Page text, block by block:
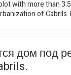
огромные
с немецкой
with more than
of
day long, where
of the
дом под